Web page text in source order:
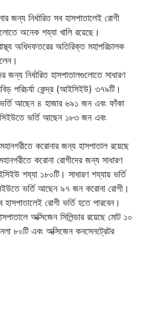
নির্ধারিত সব হাসপাতালেই রোগী
অনেক শয্যা খালি রয়েছে।
অধিদফতরের অতিরিক্ত মহাপরিচালক
জন্য নির্ধারিত হাসপাতালগুলোতে সাধারণ
পরিচর্যা কেন্দ্র (আইসিইউ) ৩৭৯টি।
আছেন ৪ হাজার ৬৯১ জন এবং ফাঁকা
ভর্তি আছেন ১৮৩ জন এবং
করোনার জন্য হাসপাতাল রয়েছে
করোনা রোগীদের জন্য সাধারণ
শয্যা ১৮০টি। সাধারণ শয্যায় ভর্তি
ভর্তি আছেন ৯৭ জন করোনা রোগী।
হাসপাতালেই রোগী ভর্তি হতে পারবেন।
অক্সিজেন সিলিন্ডার রয়েছে মোট ১০
৮০টি এবং অক্সিজেন কনসেনট্রেটর